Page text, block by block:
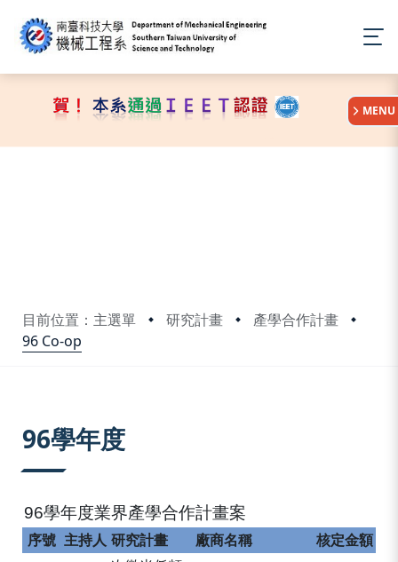
目前位置：主選單 研究計畫
產學合作計畫
96 Co-op
:::
MENU
96學年度
96學年度業界產學合作計畫案
序號 主持人 研究計畫 廠商名稱 核定金額